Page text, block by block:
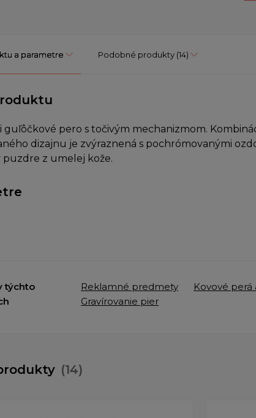
a parametre Podobné produkty (14)
guľôčkové pero s točivým mechanizmom.
dizajnu je zvýraznená s pochrómovanými
puzdre z umelej kože.
týchto
Reklamné predmety Kovové
Gravírovanie pier
(14)